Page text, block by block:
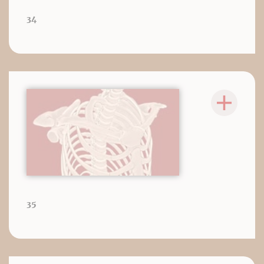
34
35